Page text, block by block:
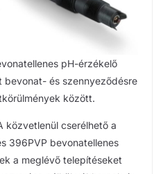
pH-érzékelő
és szennyeződésre
között.
közvetlenül cserélhető a
396PVP bevonatellenes
a meglévő telepítéseket